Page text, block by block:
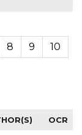
8 9
10
OCR